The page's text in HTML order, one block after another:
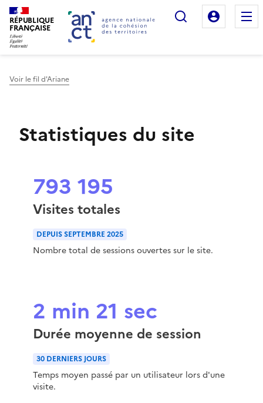
RÉPUBLIQUE
FRANÇAISE
Rechercher
Mon
Voir le fil d'Ariane
Statistiques du site
793 195
Visites totales
DEPUIS SEPTEMBRE 2025
Nombre total de sessions ouvertes sur le site.
2 min 21 sec
Durée moyenne de session
30 DERNIERS JOURS
Temps moyen passé par un utilisateur lors d'une
visite.